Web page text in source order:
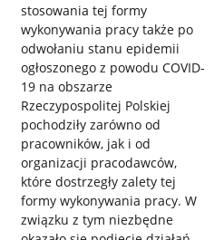
stosowania tej formy
wykonywania pracy także po
odwołaniu stanu epidemii
ogłoszonego z powodu COVID-
19 na obszarze
Rzeczypospolitej Polskiej
pochodziły zarówno od
pracowników, jak i od
organizacji pracodawców,
które dostrzegły zalety tej
formy wykonywania pracy. W
związku z tym niezbędne